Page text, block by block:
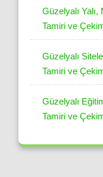
Güzelyalı
Tamiri ve
Güzelyalı
Tamiri ve
Güzelyalı
Tamiri ve